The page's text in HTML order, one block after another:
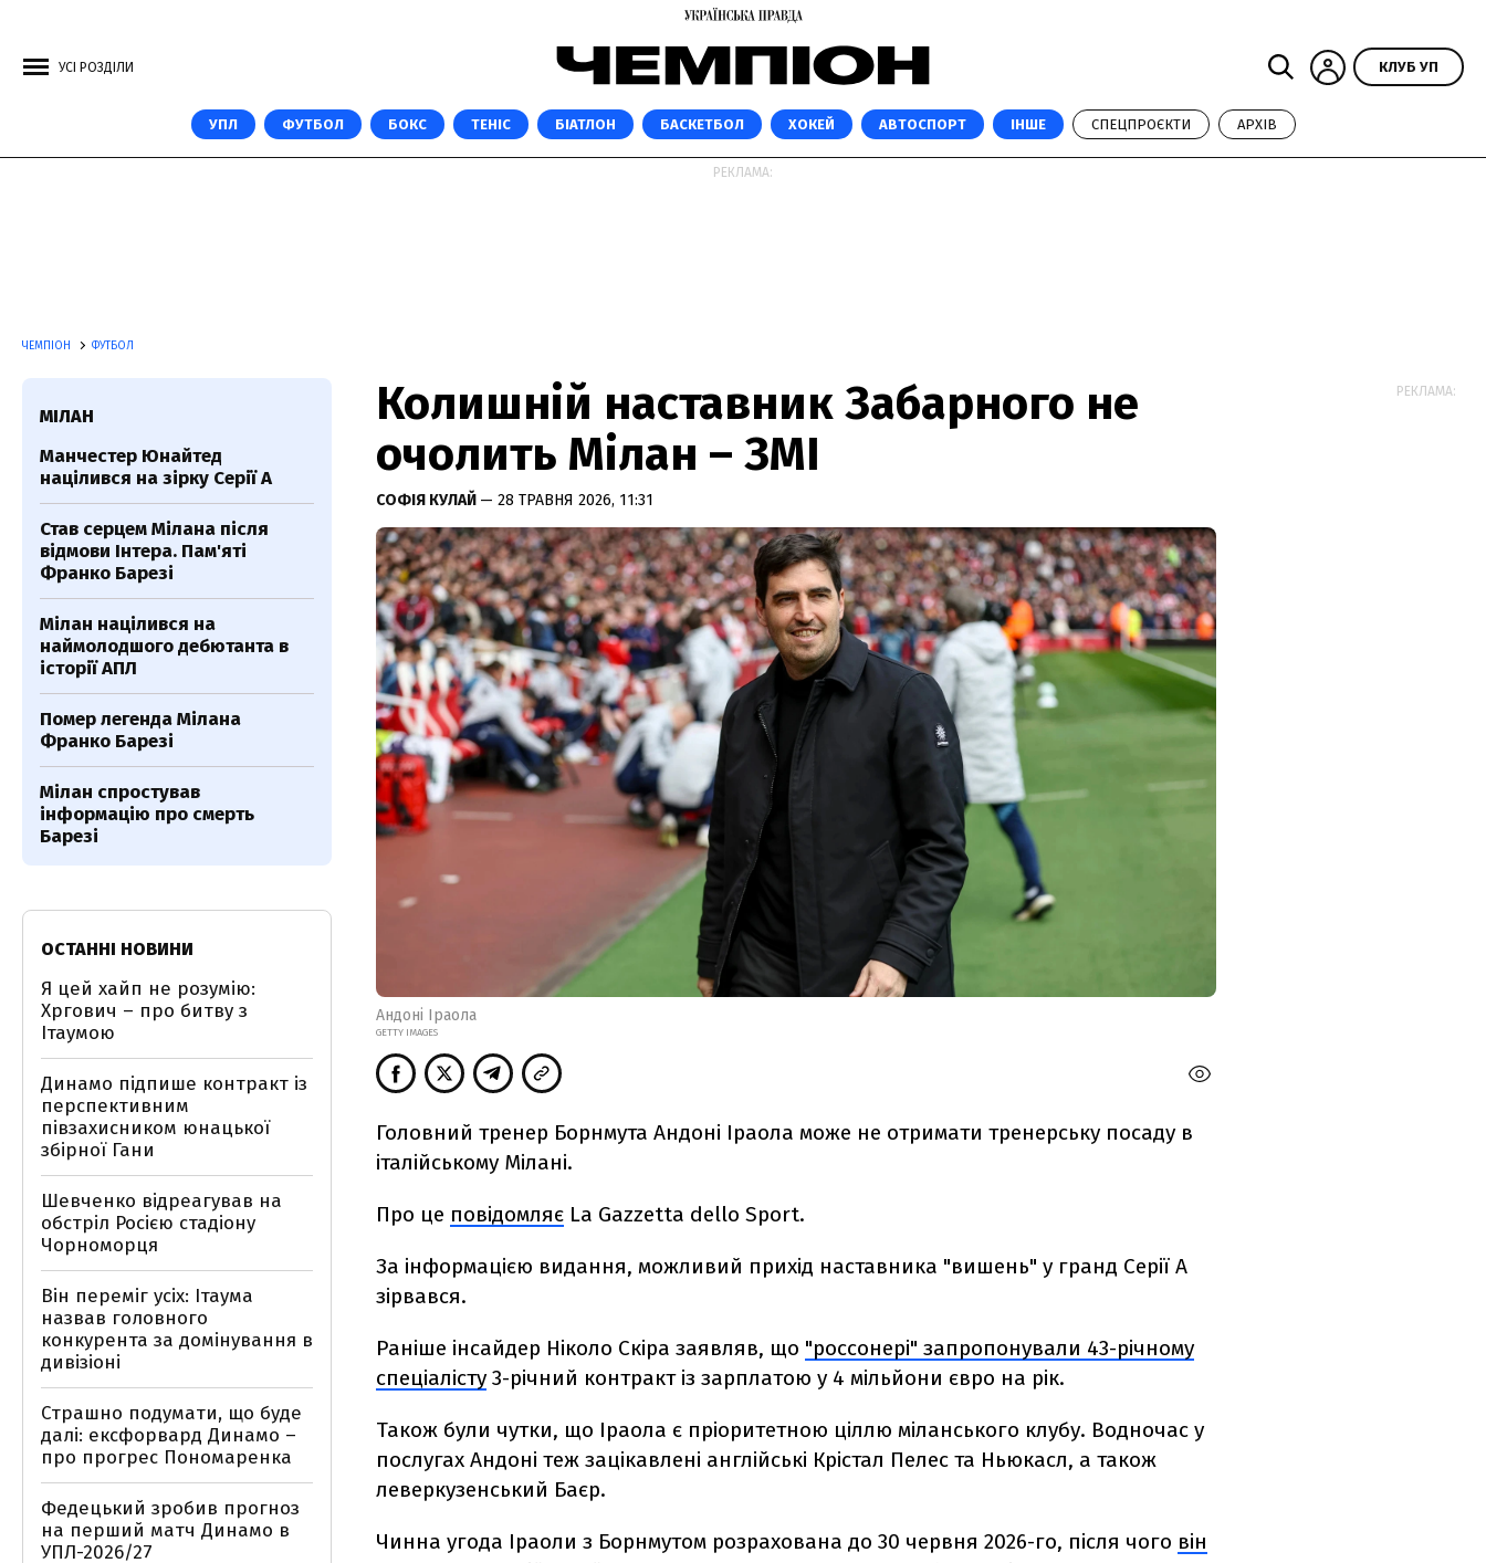
УСІ РОЗДІЛИ КЛУБ УП
УПЛ ФУТБОЛ БОКС ТЕНІС БІАТЛОН БАСКЕТБОЛ ХОКЕЙ АВТОСПОРТ ІНШЕ СПЕЦПРОЄКТИ АРХІВ
РЕКЛАМА:
ЧЕМПІОН ФУТБОЛ
Колишній наставник Забарного не
очолить Мілан – ЗМІ
СОФІЯ КУЛАЙ — 28 ТРАВНЯ 2026, 11:31
Андоні Іраола
GETTY IMAGES
Головний тренер Борнмута Андоні Іраола може не отримати тренерську посаду в
італійському Мілані.
Про це повідомляє La Gazzetta dello Sport.
За інформацією видання, можливий прихід наставника "вишень" у гранд Серії А
зірвався.
Раніше інсайдер Ніколо Скіра заявляв, що "россонері" запропонували 43-річному
спеціалісту 3-річний контракт із зарплатою у 4 мільйони євро на рік.
Також були чутки, що Іраола є пріоритетною ціллю міланського клубу. Водночас у
послугах Андоні теж зацікавлені англійські Крістал Пелес та Ньюкасл, а також
леверкузенський Баєр.
Чинна угода Іраоли з Борнмутом розрахована до 30 червня 2026-го, після чого він
МІЛАН
Манчестер Юнайтед
націлився на зірку Серії А
Став серцем Мілана після
відмови Інтера. Пам'яті
Франко Барезі
Мілан націлився на
наймолодшого дебютанта в
історії АПЛ
Помер легенда Мілана
Франко Барезі
Мілан спростував
інформацію про смерть
Барезі
ОСТАННІ НОВИНИ
Я цей хайп не розумію:
Хргович – про битву з
Ітаумою
Динамо підпише контракт із
перспективним
півзахисником юнацької
збірної Гани
Шевченко відреагував на
обстріл Росією стадіону
Чорноморця
Він переміг усіх: Ітаума
назвав головного
конкурента за домінування в
дивізіоні
Страшно подумати, що буде
далі: ексфорвард Динамо –
про прогрес Пономаренка
Федецький зробив прогноз
на перший матч Динамо в
УПЛ-2026/27
РЕКЛАМА: